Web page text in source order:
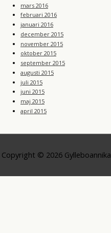
mars 2016
februari 2016
januari 2016
december 2015
november 2015
oktober 2015
september 2015
augusti 2015
juli 2015
juni 2015
maj 2015
april 2015
Copyright © 2026 Gylleboannika